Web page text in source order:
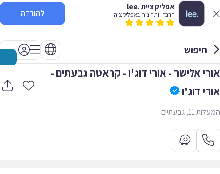
אפליקציית .lee
הרבה יותר נוח באפליקציה להורדה
חיפוש
אורי אלישר - אורי דוג'ו - קראטה גבעתים -
אורי דוג'ו
המעלות 11, גבעתיים